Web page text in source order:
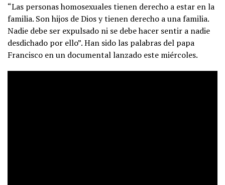
“Las personas homosexuales tienen derecho a estar en la
familia. Son hijos de Dios y tienen derecho a una familia.
Nadie debe ser expulsado ni se debe hacer sentir a nadie
desdichado por ello”. Han sido las palabras del papa
Francisco en un documental lanzado este miércoles.